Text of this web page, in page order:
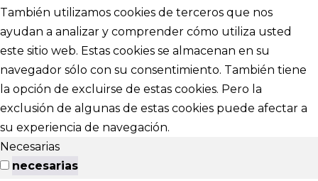
También utilizamos cookies de terceros que nos
ayudan a analizar y comprender cómo utiliza usted
este sitio web. Estas cookies se almacenan en su
navegador sólo con su consentimiento. También tiene
la opción de excluirse de estas cookies. Pero la
exclusión de algunas de estas cookies puede afectar a
su experiencia de navegación.
Necesarias
necesarias